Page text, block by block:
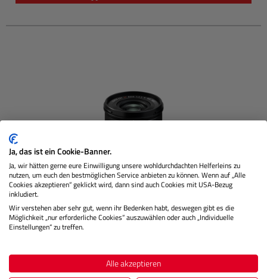
FUJIFujinon XF8mm F3.5 R WR
Ja, das ist ein Cookie-Banner.
Ja, wir hätten gerne eure Einwilligung unsere wohldurchdachten Helferleins zu
nutzen, um euch den bestmöglichen Service anbieten zu können. Wenn auf „Alle
Cookies akzeptieren“ geklickt wird, dann sind auch Cookies mit USA-Bezug
inkludiert.
Wir verstehen aber sehr gut, wenn ihr Bedenken habt, deswegen gibt es die
Möglichkeit „nur erforderliche Cookies“ auszuwählen oder auch „Individuelle
Einstellungen“ zu treffen.
Alle akzeptieren